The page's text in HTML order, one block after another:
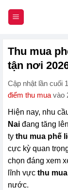
đến
Thu mua
tận nơi
Cập nhật lần cuối
điểm thu muavào
Hiện nay, nhu
Naiđang tăng
ty thu mua phế
cực kỳ quan
chọn đáng xem
lĩnh vực thu
nước.